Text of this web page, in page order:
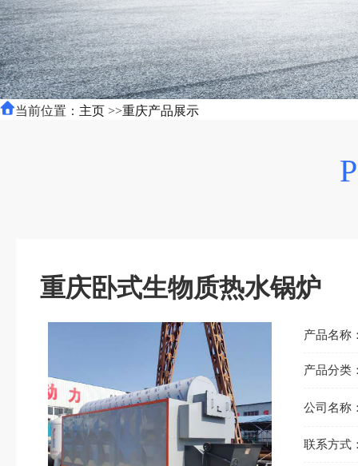
当前位置： 主页 >>重庆产品展示
重庆卧式生物质热水锅炉
产品名称
产品分类
公司名称
联系方式